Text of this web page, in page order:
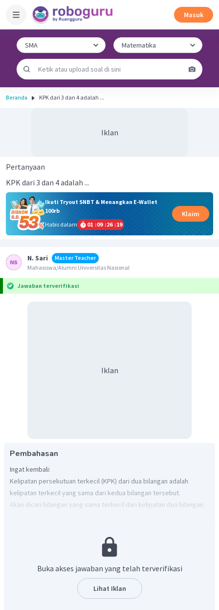
Masuk
Beranda KPK dari 3 dan 4 adalah ...
Iklan
Pertanyaan
KPK dari 3 dan 4 adalah ...
Ikuti Tryout SNBT & Menangkan E-Wallet
100rb
Habis dalam
01 :09 :26 :19
Klaim
N. Sari
Master Teacher
Mahasiswa/Alumni Universitas Nasional
Jawaban terverifikasi
Iklan
Pembahasan
Ingat kembali:
Kelipatan persekutuan terkecil (KPK) dari dua bilangan adalah
kelipatan terkecil yang sama dari kedua bilangan tersebut.
Akan dicari bilangan yang sama terkecil dari kelipatan dua bilangan.
Kelipatan dari 4 adalah 4,8,12,16,20
Dengan demikian, diperoleh KPK dari 3 dan 4 adalah 12.
Buka akses jawaban yang telah terverifikasi
Lihat Iklan